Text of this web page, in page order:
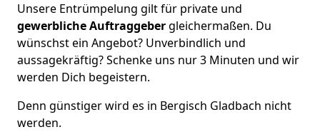
Unsere Entrümpelung gilt für private und
gewerbliche Auftraggebergleichermaßen. Du
wünschst ein Angebot? Unverbindlich und
aussagekräftig? Schenke uns nur 3 Minuten und wir
werden Dich begeistern.
Denn günstiger wird es in Bergisch Gladbach nicht
werden.